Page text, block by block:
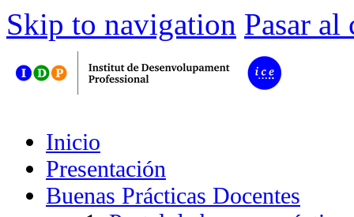
Skip to navigation Pasar
Inicio
Presentación
Buenas Prácticas Docentes